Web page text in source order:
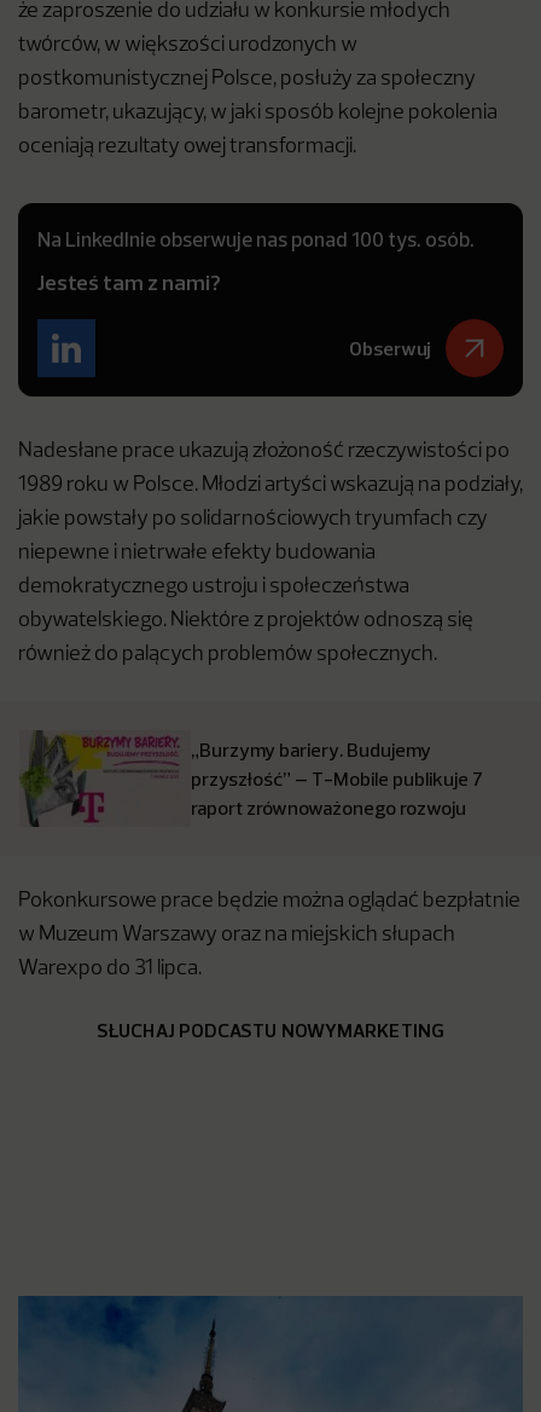
że zaproszenie do udziału w konkursie młodych
twórców, w większości urodzonych w
postkomunistycznej Polsce, posłuży za społeczny
barometr, ukazujący, w jaki sposób kolejne pokolenia
oceniają rezultaty owej transformacji.
Na LinkedInie obserwuje nas ponad 100 tys. osób.
Jesteś tam z nami?
Obserwuj
Nadesłane prace ukazują złożoność rzeczywistości po
1989 roku w Polsce. Młodzi artyści wskazują na podziały,
jakie powstały po solidarnościowych tryumfach czy
niepewne i nietrwałe efekty budowania
demokratycznego ustroju i społeczeństwa
obywatelskiego. Niektóre z projektów odnoszą się
również do palących problemów społecznych.
„Burzymy bariery. Budujemy
przyszłość” – T-Mobile publikuje 7
raport zrównoważonego rozwoju
Pokonkursowe prace będzie można oglądać bezpłatnie
w Muzeum Warszawy oraz na miejskich słupach
Warexpo do 31 lipca.
SŁUCHAJ PODCASTU NOWYMARKETING